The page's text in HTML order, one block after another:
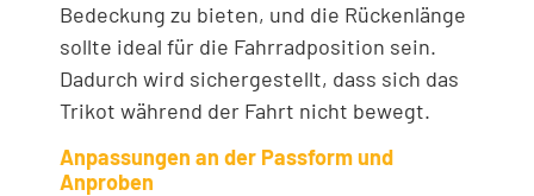
Bedeckung zu bieten, und die Rückenlänge
sollte ideal für die Fahrradposition sein.
Dadurch wird sichergestellt, dass sich das
Trikot während der Fahrt nicht bewegt.
Anpassungen an der Passform und
Anproben